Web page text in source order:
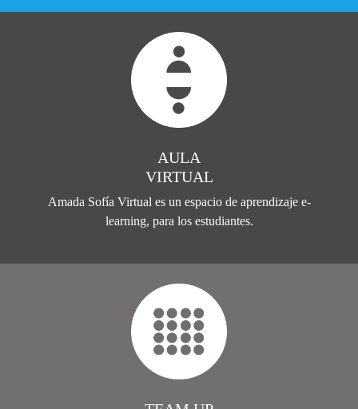
AULA
VIRTUAL
Amada Sofía Virtual es un espacio de aprendizaje e-
learning, para los estudiantes.